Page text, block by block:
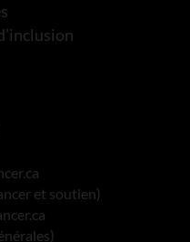
et soutien)